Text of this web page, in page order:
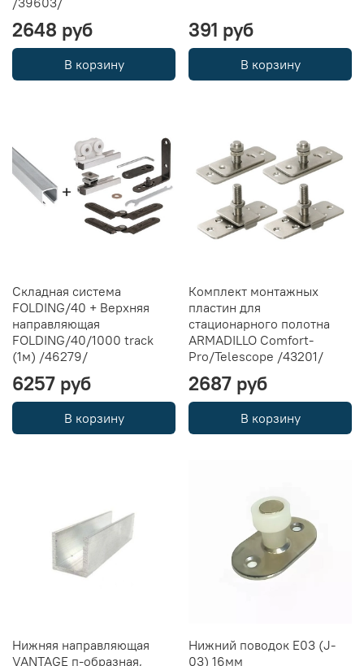
2648 руб
В корзину
391 руб
В корзину
Складная система
FOLDING/40 + Верхняя
направляющая
FOLDING/40/1000 track
(1м) /46279/
6257 руб
В корзину
Комплект монтажных
пластин для
стационарного полотна
ARMADILLO Comfort-
Pro/Telescope /43201/
2687 руб
В корзину
Нижняя направляющая
VANTAGE п-образная,
Нижний поводок E03 (J-
03) 16мм